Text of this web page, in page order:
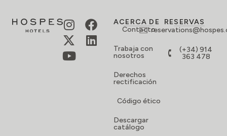
ACERCA DE
Contacto
Trabaja con
nosotros
Derechos
rectificación
Código ético
Descargar
catálogo
RESERVAS
(+34) 914
363 478